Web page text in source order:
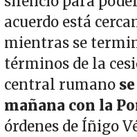
acuerdo está
mientras se
términos de la
central rumano
mañana con la
órdenes de Íñigo